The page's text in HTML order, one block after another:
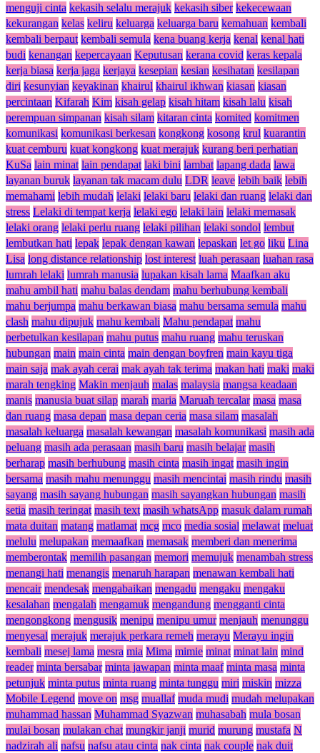
menguji cinta kekasih selalu merajuk kekasih siber kekecewaan
kekurangan kelas keliru keluarga keluarga baru kemahuan kembali
kembali berpaut kembali semula kena buang kerja kenal kenal hati
budi kenangan kepercayaan Keputusan kerana covid keras kepala
kerja biasa kerja jaga kerjaya kesepian kesian kesihatan kesilapan
diri kesunyian keyakinan khairul khairul ikhwan kiasan kiasan
percintaan Kifarah Kim kisah gelap kisah hitam kisah lalu kisah
perempuan simpanan kisah silam kitaran cinta komited komitmen
komunikasi komunikasi berkesan kongkong kosong krul kuarantin
kuat cemburu kuat kongkong kuat merajuk kurang beri perhatian
KuSa lain minat lain pendapat laki bini lambat lapang dada lawa
layanan buruk layanan tak macam dulu LDR leave lebih baik lebih
memahami lebih mudah lelaki lelaki baru lelaki dan ruang lelaki dan
stress Lelaki di tempat kerja lelaki ego lelaki lain lelaki memasak
lelaki orang lelaki perlu ruang lelaki pilihan lelaki sondol lembut
lembutkan hati lepak lepak dengan kawan lepaskan let go liku Lina
Lisa long distance relationship lost interest luah perasaan luahan rasa
lumrah lelaki lumrah manusia lupakan kisah lama Maafkan aku
mahu ambil hati mahu balas dendam mahu berhubung kembali
mahu berjumpa mahu berkawan biasa mahu bersama semula mahu
clash mahu dipujuk mahu kembali Mahu pendapat mahu
perbetulkan kesilapan mahu putus mahu ruang mahu teruskan
hubungan main main cinta main dengan boyfren main kayu tiga
main saja mak ayah cerai mak ayah tak terima makan hati maki maki
marah tengking Makin menjauh malas malaysia mangsa keadaan
manis manusia buat silap marah maria Maruah tercalar masa masa
dan ruang masa depan masa depan ceria masa silam masalah
masalah keluarga masalah kewangan masalah komunikasi masih ada
peluang masih ada perasaan masih baru masih belajar masih
berharap masih berhubung masih cinta masih ingat masih ingin
bersama masih mahu menunggu masih mencintai masih rindu masih
sayang masih sayang hubungan masih sayangkan hubungan masih
setia masih teringat masih text masih whatsApp masuk dalam rumah
mata duitan matang matlamat mcg mco media sosial melawat meluat
melulu melupakan memaafkan memasak memberi dan menerima
memberontak memilih pasangan memori memujuk menambah stress
menangi hati menangis menaruh harapan menawan kembali hati
mencair mendesak mengabaikan mengadu mengaku mengaku
kesalahan mengalah mengamuk mengandung mengganti cinta
mengongkong mengusik menipu menipu umur menjauh menunggu
menyesal merajuk merajuk perkara remeh merayu Merayu ingin
kembali mesej lama mesra mia Mima mimie minat minat lain mind
reader minta bersabar minta jawapan minta maaf minta masa minta
petunjuk minta putus minta ruang minta tunggu miri miskin mizza
Mobile Legend move on msg muallaf muda mudi mudah melupakan
muhammad hassan Muhammad Syazwan muhasabah mula bosan
mulai bosan mulakan chat mungkir janji murid murung mustafa N
nadzirah ali nafsu nafsu atau cinta nak cinta nak couple nak duit